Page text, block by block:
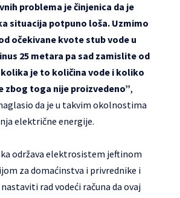
problema je činjenica da je
situacija potpuno loša. Uzmimo
očekivane kvote stub vode u
25 metara pa sad zamislite od
kolika je to količina vode i koliko
zbog toga nije proizvedeno”,
da je u takvim okolnostima
električne energije.
održava elektrosistem jeftinom
za domaćinstva i privrednike i
rad vodeći računa da ovaj